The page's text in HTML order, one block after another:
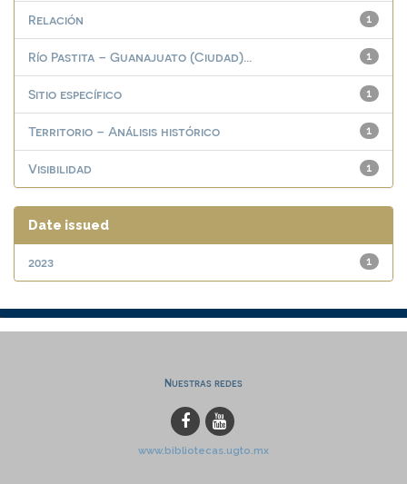
1
Relación
1
Río Pastita – Guanajuato (Ciudad)...
1
Sitio específico
1
Territorio – Análisis histórico
1
Visibilidad
Date issued
1
2023
Nuestras redes
www.bibliotecas.ugto.mx